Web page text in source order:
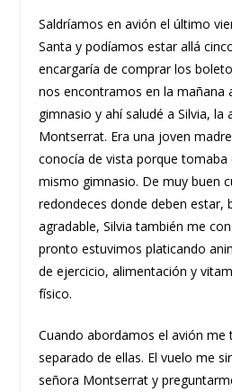
Saldríamos en avión el último
Santa y podíamos estar allá
encargaría de comprar los
nos encontramos en la mañana
gimnasio y ahí saludé a Silvia, la
Montserrat. Era una joven
conocía de vista porque tomaba
mismo gimnasio. De muy buen
redondeces donde deben estar,
agradable, Silvia también me
pronto estuvimos platicando
de ejercicio, alimentación y
físico.
Cuando abordamos el avión me
separado de ellas. El vuelo me
señora Montserrat y